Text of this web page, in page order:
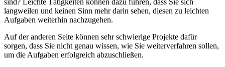
sind? Leichte Tätigkeiten können dazu führen, dass Sie sich
langweilen und keinen Sinn mehr darin sehen, diesen zu leichten
Aufgaben weiterhin nachzugehen.
Auf der anderen Seite können sehr schwierige Projekte dafür
sorgen, dass Sie nicht genau wissen, wie Sie weiterverfahren sollen,
um die Aufgaben erfolgreich abzuschließen.